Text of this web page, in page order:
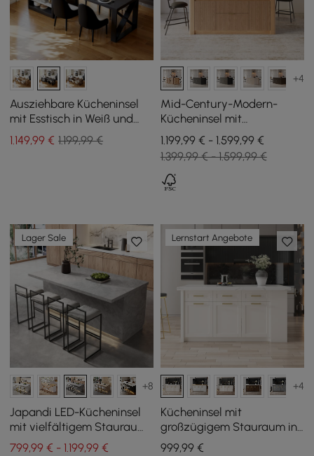
Ausziehbare Kücheninsel
mit Esstisch in Weiß und
Schwarz, für 4 Personen,
185 – 235 cm
1.149,99 € 1.199,99 €
+4
Mid-Century-Modern-
Kücheninsel mit
glänzender Steinplatte
und Stauraum in
Naturfarben, 183 cm
1.199,99 € - 1.599,99 €
1.399,99 € - 1.599,99 €
Lager Sale
+8
Japandi LED-Kücheninsel
mit vielfältigem Stauraum
in Grau 183 cm
799,99 € - 1.199,99 €
Lernstart Angebote
+4
Kücheninsel mit
großzügigem Stauraum in
Weiß, 180 cm
999,99€